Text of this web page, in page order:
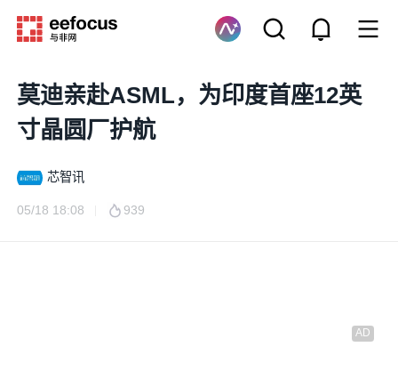
莫迪亲赴ASML，为印度首座12英
寸晶圆厂护航
芯智讯
05/18 18:08 939